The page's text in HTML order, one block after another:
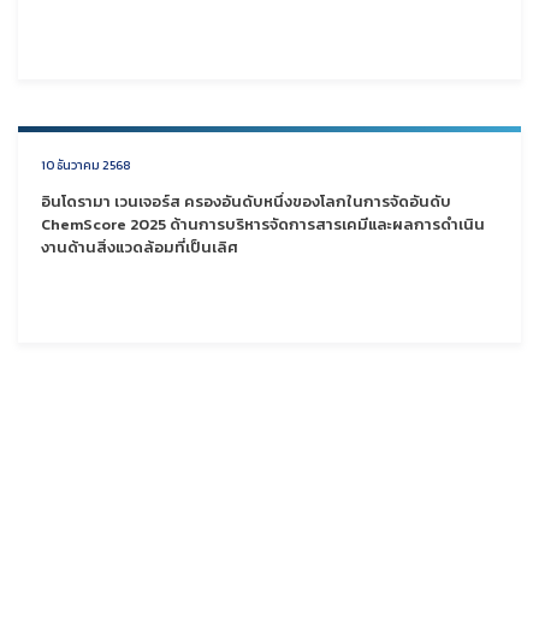
10 ธันวาคม 2568
อินโดรามา เวนเจอร์ส ครองอันดับหนึ่งของโลกในการจัดอันดับ
ChemScore 2025 ด้านการบริหารจัดการสารเคมีและผลการดำเนิน
งานด้านสิ่งแวดล้อมที่เป็นเลิศ